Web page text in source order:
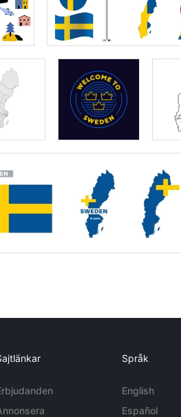
Språk
English
Español